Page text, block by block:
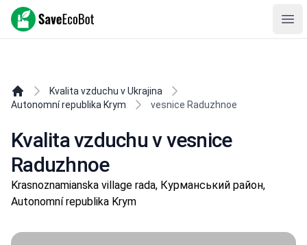
SaveEcoBot
Kvalita vzduchu v Ukrajina
Autonomní republika Krym
vesnice Raduzhnoe
Kvalita vzduchu v vesnice
Raduzhnoe
Krasnoznamianska village rada, Курманський район,
Autonomní republika Krym